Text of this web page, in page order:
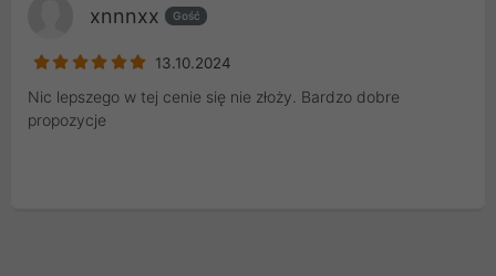
xnnnxx Gość
13.10.2024
Nic lepszego w tej cenie się nie złoży. Bardzo dobre
propozycje